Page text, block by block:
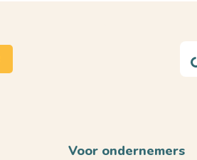
Voor ondernemers